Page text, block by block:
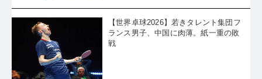
・カット打ちの名手・伊藤美誠を追いつめた！高校生チョッパ
ー・山室早矢が躍動
インハイ、世界ユースに続きジュニアも制覇！勢い止まらぬ川
上流星、一般でも8強へ
「本当はもっとできるはずなのに、なんでやらないんだ」恩師
の一喝で覚醒！中城瑛貴、最後のジュニアで大爆発
「世界トップのカットに勝たないといけないのが全日本の難し
さ」平野美宇は佐藤瞳に屈してベスト16
戸上隼輔、またも谷垣佑真に苦杯を喫してV奪還逃す「悔しい。
これが今の実力かなと痛感している」
【世界卓球2026】若きタレント集団フ
ランス男子、中国に肉薄。紙一重の敗
戦